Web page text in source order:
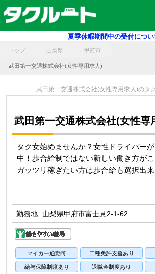
夏季休暇期間中の受付につい
トップ 山梨県 甲府市
武田第一交通株式会社(女性専用求人)
武田第一交通株式会社(女性専用求人)のタ
武田第一交通株式会社(女性専
タク女始めませんか？女性ドライバー
中！歩合給制ではない新しい働き方がこ
ガッツリ稼ぎたい方は歩合給も選択出
勤務地 山梨県甲府市富士見2-1-62
マイカー通勤可 二種免許支援あり
給与保障制度あり 退職金制度あり